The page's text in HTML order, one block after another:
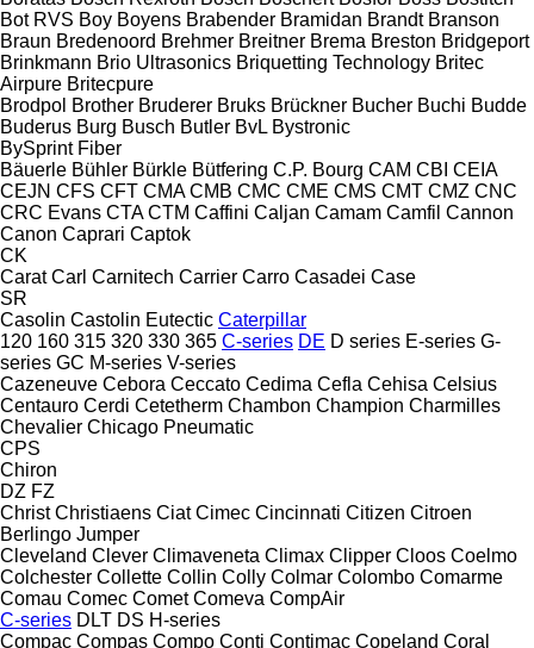
Bot RVS Boy Boyens Brabender Bramidan Brandt Branson
Braun Bredenoord Brehmer Breitner Brema Breston Bridgeport
Brinkmann Brio Ultrasonics Briquetting Technology Britec
Airpure Britecpure
Brodpol Brother Bruderer Bruks Brückner Bucher Buchi Budde
Buderus Burg Busch Butler BvL Bystronic
BySprint Fiber
Bäuerle Bühler Bürkle Bütfering C.P. Bourg CAM CBI CEIA
CEJN CFS CFT CMA CMB CMC CME CMS CMT CMZ CNC
CRC Evans CTA CTM Caffini Caljan Camam Camfil Cannon
Canon Caprari Captok
CK
Carat Carl Carnitech Carrier Carro Casadei Case
SR
Casolin Castolin Eutectic Caterpillar
120 160 315 320 330 365 C-series DE D series E-series G-
series GC M-series V-series
Cazeneuve Cebora Ceccato Cedima Cefla Cehisa Celsius
Centauro Cerdi Cetetherm Chambon Champion Charmilles
Chevalier Chicago Pneumatic
CPS
Chiron
DZ FZ
Christ Christiaens Ciat Cimec Cincinnati Citizen Citroen
Berlingo Jumper
Cleveland Clever Climaveneta Climax Clipper Cloos Coelmo
Colchester Collette Collin Colly Colmar Colombo Comarme
Comau Comec Comet Comeva CompAir
C-series DLT DS H-series
Compac Compas Compo Conti Contimac Copeland Coral